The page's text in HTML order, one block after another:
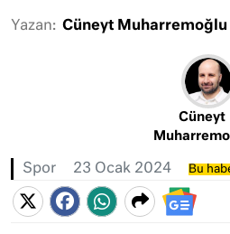
Yazan: Cüneyt Muharremoğlu
Cüneyt
Spor 23 Ocak 2024 Bu